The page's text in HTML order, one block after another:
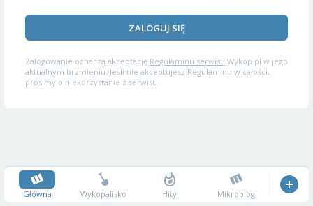
ZALOGUJ SIĘ
Zalogowanie oznacza akceptację Regulaminu serwisu Wykop.pl w jego
aktualnym brzmieniu. Jeśli nie akceptujesz Regulaminu w całości,
prosimy o niekorzystanie z serwisu.
Główna Wykopalisko Hity Mikroblog